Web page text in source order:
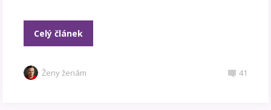
Celý článek
Ženy ženám 41